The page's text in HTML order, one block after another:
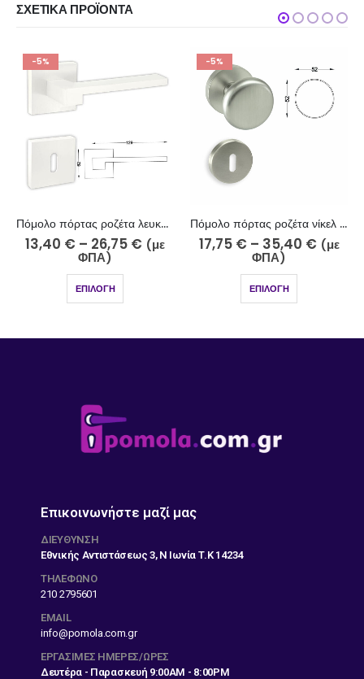
ΣΧΕΤΙΚΆ ΠΡΟΪΌΝΤΑ
-5%
Πόμολο πόρτας ροζέτα λευκό ματ 243-3/2
13,40 € – 26,75 € (με
ΦΠΑ)
ΕΠΙΛΟΓΉ
-5%
Πόμολο πόρτας ροζέτα νίκελ σατινέ 255-17/2
17,75 € – 35,40 € (με
ΦΠΑ)
ΕΠΙΛΟΓΉ
Επικοινωνήστε μαζί μας
ΔΙΕΎΘΥΝΣΗ
Εθνικής Αντιστάσεως 3, Ν Ιωνία Τ.Κ 14234
ΤΗΛΕΦΩΝΟ
210 2795601
EMAIL
info@pomola.com.gr
ΕΡΓΆΣΙΜΕΣ ΗΜΈΡΕΣ/ΏΡΕΣ
Δευτέρα - Παρασκευή 9:00AM - 8:00PM